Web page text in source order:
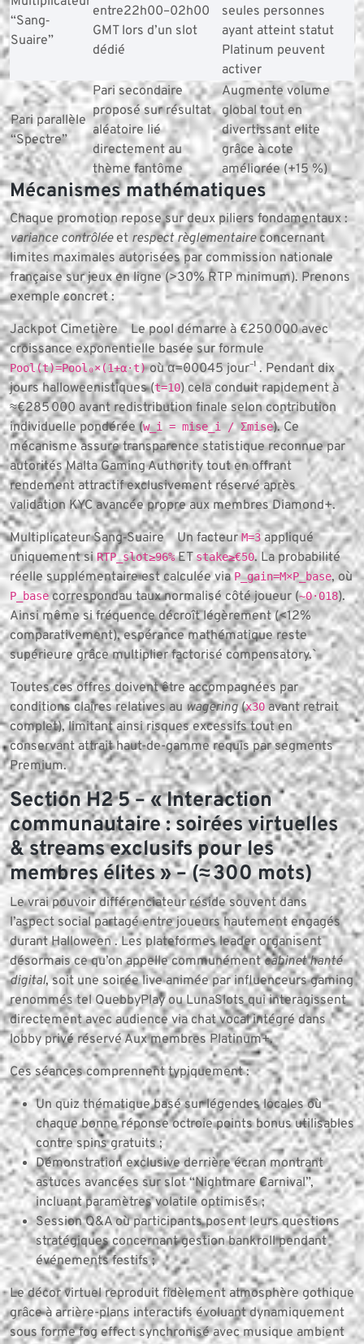
“Sang‐
Suaire”
entre22h00–02h00
GMT lors d’un slot
dédié
seules personnes
ayant atteint statut
Platinum peuvent
activer
Pari parallèle
“Spectre”
Pari secondaire
proposé sur résultat
aléatoire lié
directement au
thème fantôme
Augmente volume
global tout en
divertissant elite
grâce à cote
améliorée (+15 %)
Mécanismes mathématiques
Chaque promotion repose sur deux piliers fondamentaux :
variance contrôléeet respect règlementaireconcernant
limites maximales autorisées par commission nationale
française sur jeux en ligne (>30% RTP minimum). Prenons
exemple concret :
Jackpot Cimetière Le pool démarre à €250 000 avec
croissance exponentielle basée sur formule
Pool(t)=Pool₀×(1+α·t)où α=0·0045 jour⁻¹ . Pendant dix
jours halloweenistiques (t=10) cela conduit rapidement à
≈€285 000 avant redistribution finale selon contribution
individuelle pondérée (w_i = mise_i / Σmise). Ce
mécanisme assure transparence statistique reconnue par
autorités Malta Gaming Authority tout en offrant
rendement attractif exclusivement réservé après
validation KYC avancée propre aux membres Diamond+.
Multiplicateur Sang‐Suaire Un facteurM=3appliqué
uniquement siRTP_slot≥96%ETstake≥€50. La probabilité
réelle supplémentaire est calculée viaP_gain=M×P_base, où
P_basecorrespondau taux normalisé côté joueur (~0·018).
Ainsi même si fréquence décroît légèrement (<12%
comparativement), espérance mathématique reste
supérieure grâce multiplier factorisé compensatory.`
Toutes ces offres doivent être accompagnées par
conditions claires relatives auwagering(x30avant retrait
complet), limitant ainsi risques excessifs tout en
conservant attrait haut-de-gamme requis par segments
Premium.
Section H2 5 – « Interaction
communautaire : soirées virtuelles
& streams exclusifs pour les
membres élites » – (≈ 300 mots)
Le vrai pouvoir différenciateur réside souvent dans
l’aspect social partagé entre joueurs hautement engagés
durant Halloween . Les plateformes leader organisent
désormais ce qu’on appelle communémentcabinet hanté
digital, soit une soirée live animée par influenceurs gaming
renommés tel QuebbyPlay ou LunaSlots qui interagissent
directement avec audience via chat vocal intégré dans
lobby privé réservé Aux membres Platinum+.
Ces séances comprennent typiquement :
Un quiz thématique basé sur légendes locales où
chaque bonne réponse octroie points bonus utilisables
contre spins gratuits ;
Démonstration exclusive derrière écran montrant
astuces avancées sur slot “Nightmare Carnival”,
incluant paramètres volatile optimisés ;
Session Q&A où participants posent leurs questions
stratégiques concernant gestion bankroll pendant
événements festifs ;
Le décor virtuel reproduit fidèlement atmosphère gothique
grâce à arrière-plans interactifs évoluant dynamiquement
sous forme fog effect synchronisé avec musique ambient